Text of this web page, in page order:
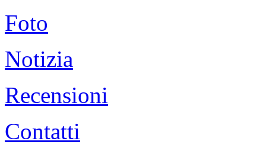
Foto
Notizia
Recensioni
Contatti